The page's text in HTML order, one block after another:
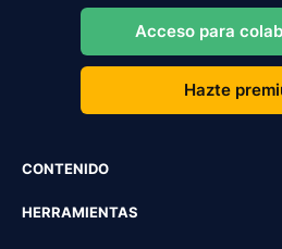
Acceso para
Hazte
CONTENIDO
HERRAMIENTAS